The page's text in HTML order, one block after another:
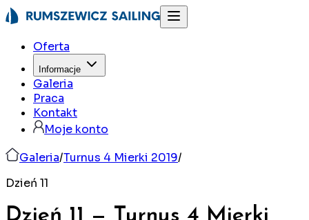
Oferta
Informacje
Galeria
Praca
Kontakt
Moje konto
Galeria/Turnus 4 Mierki 2019/
Dzień 11